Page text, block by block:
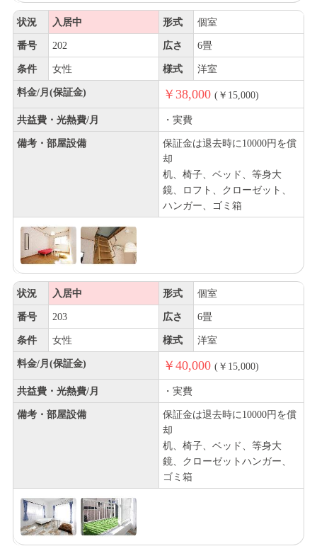
状況 入居中 形式 個室
番号 202 広さ 6畳
条件 女性 様式 洋室
料金/月(保証金) ￥38,000 (￥15,000)
共益費・光熱費/月 ・実費
備考・部屋設備
保証金は退去時に10000円を償
却
机、椅子、ベッド、等身大
鏡、ロフト、クローゼット、
ハンガー、ゴミ箱
状況 入居中 形式 個室
番号 203 広さ 6畳
条件 女性 様式 洋室
料金/月(保証金) ￥40,000 (￥15,000)
共益費・光熱費/月 ・実費
備考・部屋設備
保証金は退去時に10000円を償
却
机、椅子、ベッド、等身大
鏡、クローゼットハンガー、
ゴミ箱